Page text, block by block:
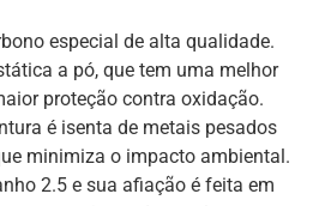
especial de alta qualidade.
a pó, que tem uma melhor
proteção contra oxidação.
é isenta de metais pesados
minimiza o impacto ambiental.
2.5 e sua afiação é feita em